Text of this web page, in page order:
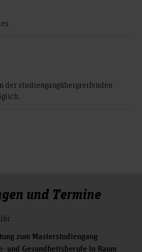
der studiengangübergreifenden
und Termine
zum Masterstudiengang
und Gesundheitsberufe in Raum